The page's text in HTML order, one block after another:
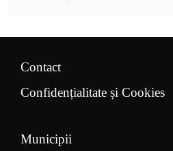
Contact
Confidențialitate și Cookies
Municipii